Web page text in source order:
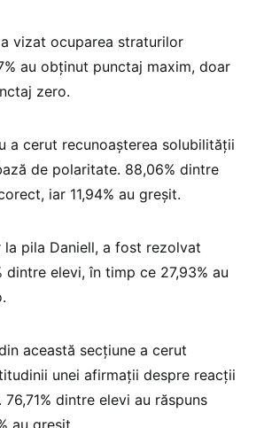
vizat ocuparea straturilor
au obținut punctaj maxim, doar
zero.
a cerut recunoașterea solubilității
de polaritate. 88,06% dintre
iar 11,94% au greșit.
pila Daniell, a fost rezolvat
dintre elevi, în timp ce 27,93% au
această secțiune a cerut
unei afirmații despre reacții
dintre elevi au răspuns
au greșit.